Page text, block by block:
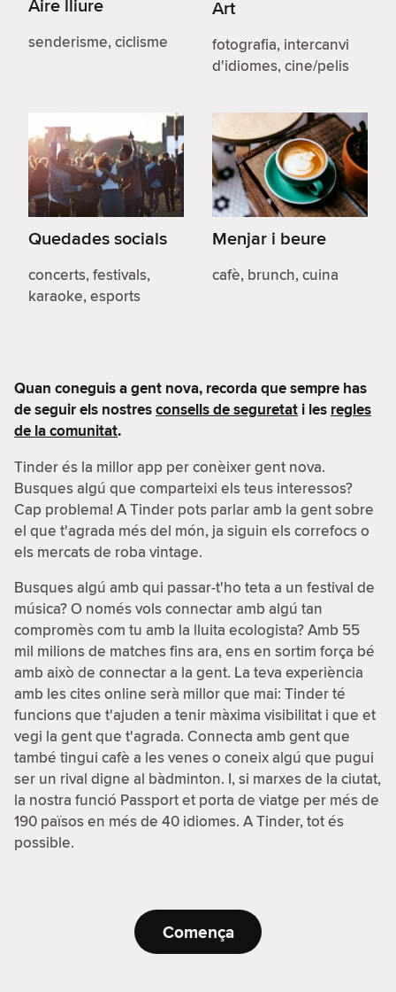
Aire lliure
senderisme, ciclisme
Art
fotografia, intercanvi
d'idiomes, cine/pelis
Quedades socials
concerts, festivals,
karaoke, esports
Menjar i beure
cafè, brunch, cuina
Quan coneguis a gent nova, recorda que sempre has
de seguir els nostresconsells de seguretat i les regles
de la comunitat.
Tinder és la millor app per conèixer gent nova.
Busques algú que comparteixi els teus interessos?
Cap problema! A Tinder pots parlar amb la gent sobre
el que t'agrada més del món, ja siguin els correfocs o
els mercats de roba vintage.
Busques algú amb qui passar-t'ho teta a un festival de
música? O només vols connectar amb algú tan
compromès com tu amb la lluita ecologista? Amb 55
mil milions de matches fins ara, ens en sortim força bé
amb això de connectar a la gent. La teva experiència
amb les cites online serà millor que mai: Tinder té
funcions que t'ajuden a tenir màxima visibilitat i que et
vegi la gent que t'agrada. Connecta amb gent que
també tingui cafè a les venes o coneix algú que pugui
ser un rival digne al bàdminton. I, si marxes de la ciutat,
la nostra funció Passport et porta de viatge per més de
190 països en més de 40 idiomes. A Tinder, tot és
possible.
Comença